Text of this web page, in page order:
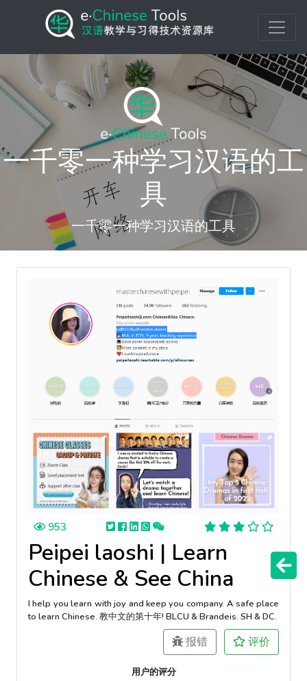
一千零一种学习汉语的工
具
一千零一种学习汉语的工具
953
Peipei laoshi | Learn
Chinese & See China
I help you learn with joy and keep you company. A safe place
to learn Chinese. 教中文的第十年! BLCU & Brandeis. SH & DC.
报错 评价
用户的评分